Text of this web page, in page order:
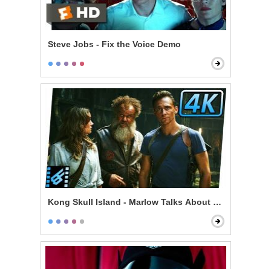
Steve Jobs - Fix the Voice Demo
Kong Skull Island - Marlow Talks About Kong &